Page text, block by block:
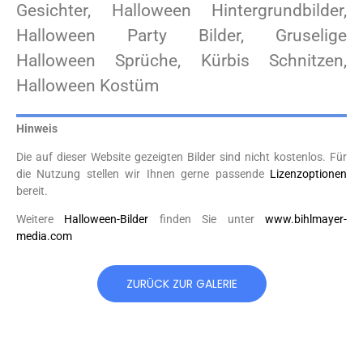
Gesichter, Halloween Hintergrundbilder,
Halloween Party Bilder, Gruselige
Halloween Sprüche, Kürbis Schnitzen,
Halloween Kostüm
Hinweis
Die auf dieser Website gezeigten Bilder sind nicht kostenlos. Für
die Nutzung stellen wir Ihnen gerne passende Lizenzoptionen
bereit.
Weitere Halloween-Bilder finden Sie unter www.bihlmayer-
media.com
ZURÜCK ZUR GALERIE